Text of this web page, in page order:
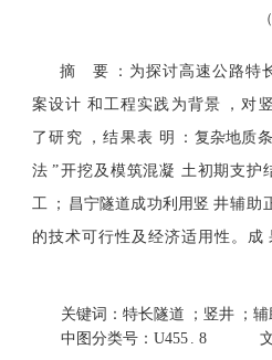
（广
摘 要 ：为探讨高速公路特
案设计 和工程实践为背景 ，对
了研究
，结果表 明 ：复杂地质
法 ”开挖及模筑混凝 土初期支护
工 ； 昌宁隧道成功利用竖 井辅助
的技术可行性及经济适用性。成
关键词：特长隧道 ；竖井 ；
中图分类号：U455 . 8 文